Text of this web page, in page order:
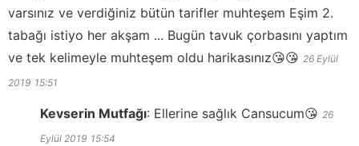
varsınız ve verdiğiniz bütün tarifler muhteşem Eşim 2.
tabağı istiyo her akşam ... Bugün tavuk çorbasını yaptım
ve tek kelimeyle muhteşem oldu harikasınız😘😘 26 Eylül
2019 15:51
Kevserin Mutfağı: Ellerine sağlık Cansucum😘 26
Eylül 2019 15:54